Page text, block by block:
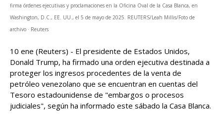
firma órdenes ejecutivas y proclamaciones en la Oficina Oval de la Casa Blanca, en
Washington, D.C., EE. UU., el 5 de mayo de 2025. REUTERS/Leah Millis/Foto de
archivo · Reuters
10 ene (Reuters) - El presidente de Estados Unidos, ​
Donald Trump, ha ‌firmado una orden ejecutiva destinada a
‌proteger los ingresos procedentes de la venta de
petróleo venezolano que se ⁠encuentran ‌en cuentas del
Tesoro estadounidense de "embargos o ‍procesos
judiciales", según ha informado este sábado la Casa Blanca.